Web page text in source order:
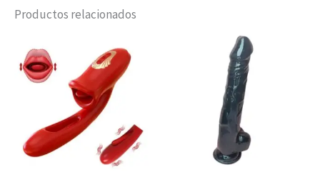
Productos relacionados